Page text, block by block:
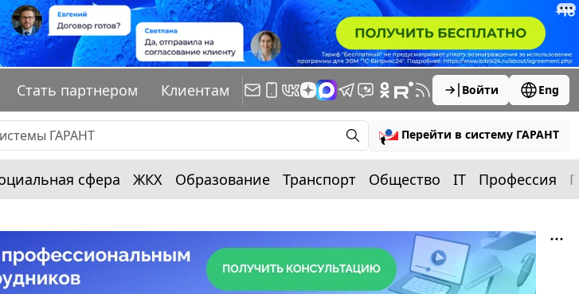
Стать партнером Клиентам Войти Eng
Перейти в систему ГАРАНТ
сфера ЖКХ Образование Транспорт Общество IT Профессия